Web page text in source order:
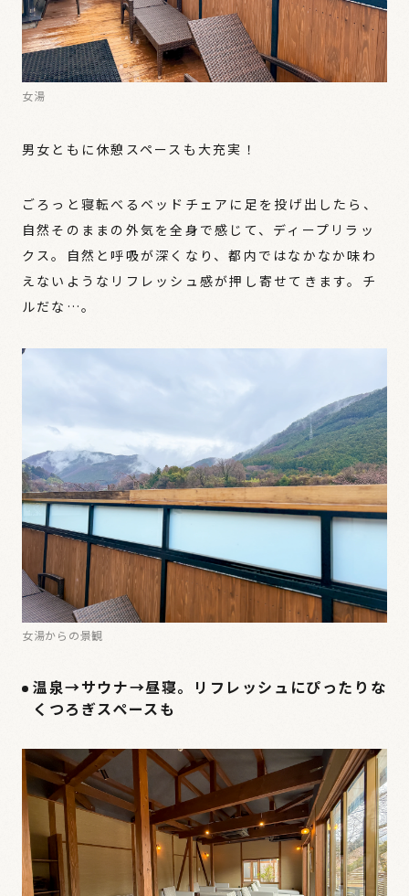
女湯
男女ともに休憩スペースも大充実！
ごろっと寝転べるベッドチェアに足を投げ出したら、
自然そのままの外気を全身で感じて、ディープリラッ
クス。自然と呼吸が深くなり、都内ではなかなか味わ
えないようなリフレッシュ感が押し寄せてきます。チ
ルだな…。
女湯からの景観
温泉→サウナ→昼寝。リフレッシュにぴったりな
くつろぎスペースも